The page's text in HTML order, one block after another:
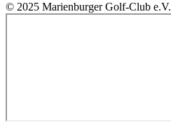
© 2025 Marienburger Golf-Club e.V.